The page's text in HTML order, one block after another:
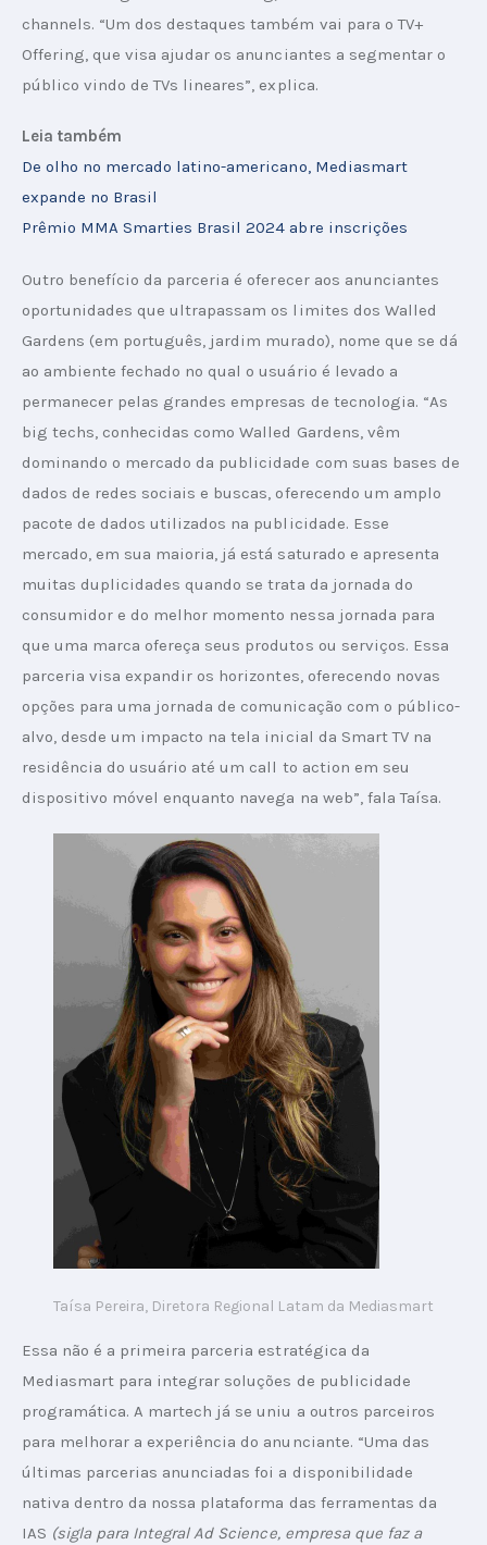
channels. “Um dos destaques também vai para o TV+
Offering, que visa ajudar os anunciantes a segmentar o
público vindo de TVs lineares”, explica.
Leia também
De olho no mercado latino-americano, Mediasmart
expande no Brasil
Prêmio MMA Smarties Brasil 2024 abre inscrições
Outro benefício da parceria é oferecer aos anunciantes
oportunidades que ultrapassam os limites dos Walled
Gardens (em português, jardim murado), nome que se dá
ao ambiente fechado no qual o usuário é levado a
permanecer pelas grandes empresas de tecnologia. “As
big techs, conhecidas como Walled Gardens, vêm
dominando o mercado da publicidade com suas bases de
dados de redes sociais e buscas, oferecendo um amplo
pacote de dados utilizados na publicidade. Esse
mercado, em sua maioria, já está saturado e apresenta
muitas duplicidades quando se trata da jornada do
consumidor e do melhor momento nessa jornada para
que uma marca ofereça seus produtos ou serviços. Essa
parceria visa expandir os horizontes, oferecendo novas
opções para uma jornada de comunicação com o público-
alvo, desde um impacto na tela inicial da Smart TV na
residência do usuário até um call to action em seu
dispositivo móvel enquanto navega na web”, fala Taísa.
Taísa Pereira, Diretora Regional Latam da Mediasmart
Essa não é a primeira parceria estratégica da
Mediasmart para integrar soluções de publicidade
programática. A martech já se uniu a outros parceiros
para melhorar a experiência do anunciante. “Uma das
últimas parcerias anunciadas foi a disponibilidade
nativa dentro da nossa plataforma das ferramentas da
IAS (sigla para Integral Ad Science, empresa que faz a